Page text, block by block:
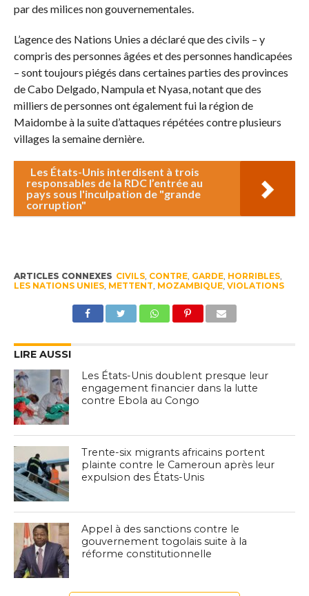
par des milices non gouvernementales.
L’agence des Nations Unies a déclaré que des civils – y
compris des personnes âgées et des personnes handicapées
– sont toujours piégés dans certaines parties des provinces
de Cabo Delgado, Nampula et Nyasa, notant que des
milliers de personnes ont également fui la région de
Maidombe à la suite d’attaques répétées contre plusieurs
villages la semaine dernière.
Les États-Unis interdisent à trois
responsables de la RDC l’entrée au
pays sous l'inculpation de "grande
corruption"
ARTICLES CONNEXES CIVILS, CONTRE, GARDE, HORRIBLES,
LES NATIONS UNIES, METTENT, MOZAMBIQUE, VIOLATIONS
LIRE AUSSI
Les États-Unis doublent presque leur
engagement financier dans la lutte
contre Ebola au Congo
Trente-six migrants africains portent
plainte contre le Cameroun après leur
expulsion des États-Unis
Appel à des sanctions contre le
gouvernement togolais suite à la
réforme constitutionnelle